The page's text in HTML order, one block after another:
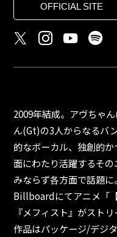
OFFICIAL SITE
2009年結成。アヴちゃ
ん(Gt)の3人からなるバ
的なボーカル、独創的
面にわたり活躍するそ
みならず各方面で話題に。
Billboardにてアニメ「
『メフィスト』がスト
作品はパッケージ/デジ